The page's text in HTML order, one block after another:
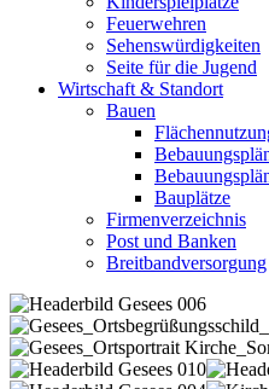
Feuerwehren
Sehenswürdigkeiten
Seite für die Jugend
Wirtschaft & Standort
Bauen
Bauplätze
Firmenverzeichnis
Post und Banken
Breitbandversorgung